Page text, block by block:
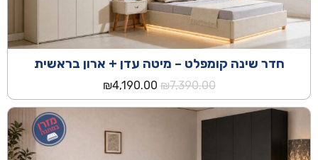
חדר שינה קומפלט – מיטה עדן + ארון בראשית
₪7,390.00
המחיר
המקורי
היה:
₪4,190.00
הנוכחי
הוא:
₪4,190.00.